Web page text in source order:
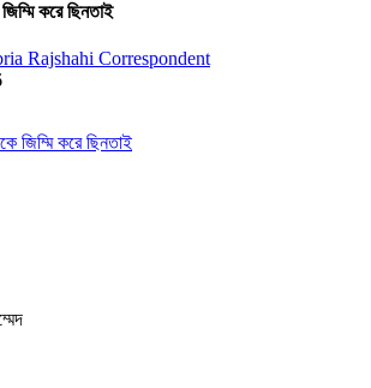
করে ছিনতাই
Rajshahi Correspondent